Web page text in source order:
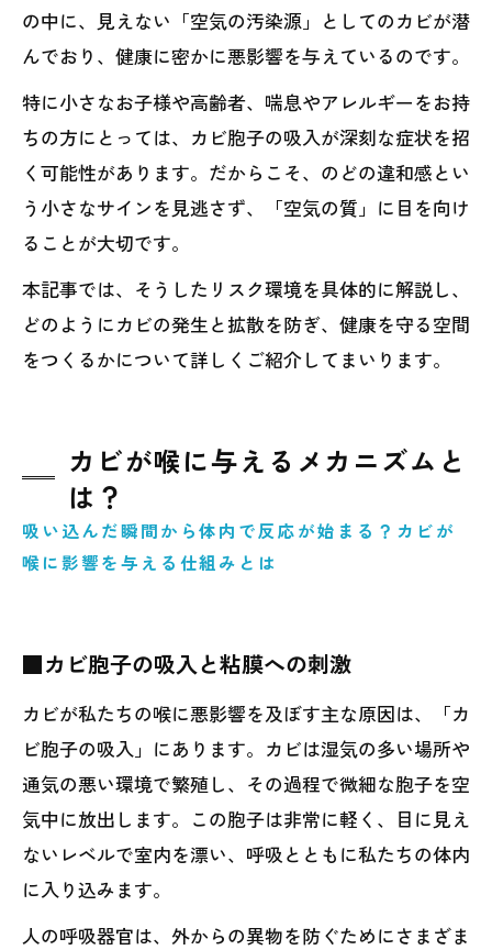
の中に、見えない「空気の汚染源」としてのカビが潜
んでおり、健康に密かに悪影響を与えているのです。
特に小さなお子様や高齢者、喘息やアレルギーをお持
ちの方にとっては、カビ胞子の吸入が深刻な症状を招
く可能性があります。だからこそ、のどの違和感とい
う小さなサインを見逃さず、「空気の質」に目を向け
ることが大切です。
本記事では、そうしたリスク環境を具体的に解説し、
どのようにカビの発生と拡散を防ぎ、健康を守る空間
をつくるかについて詳しくご紹介してまいります。
カビが喉に与えるメカニズムと
は？
吸い込んだ瞬間から体内で反応が始まる？カビが
喉に影響を与える仕組みとは
■カビ胞子の吸入と粘膜への刺激
カビが私たちの喉に悪影響を及ぼす主な原因は、「カ
ビ胞子の吸入」にあります。カビは湿気の多い場所や
通気の悪い環境で繁殖し、その過程で微細な胞子を空
気中に放出します。この胞子は非常に軽く、目に見え
ないレベルで室内を漂い、呼吸とともに私たちの体内
に入り込みます。
人の呼吸器官は、外からの異物を防ぐためにさまざま